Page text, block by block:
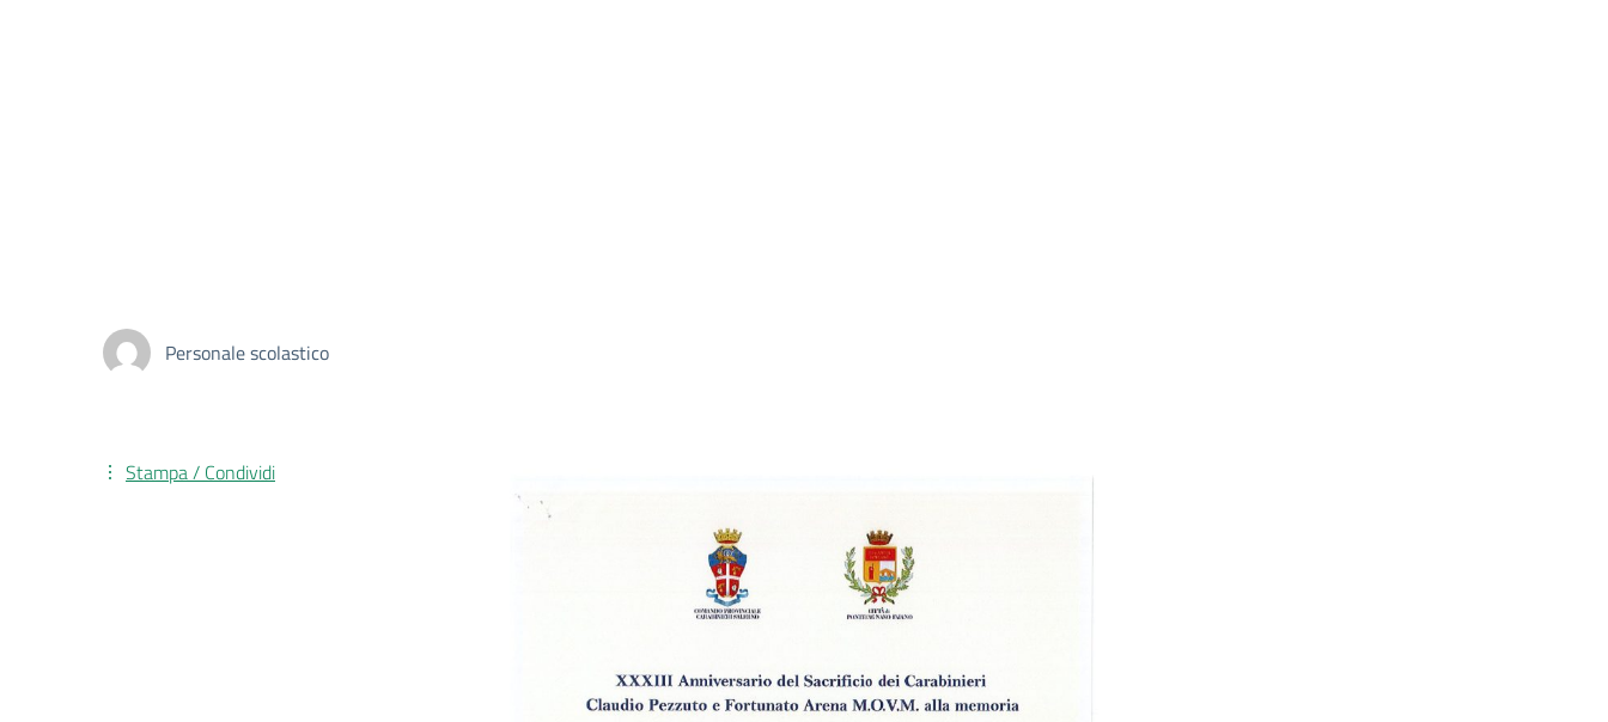
Personale scolastico
Stampa / Condividi